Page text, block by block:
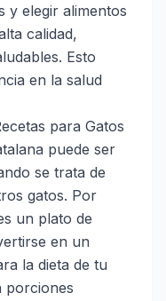
y elegir alimentos
calidad,
Esto
en la salud
para Gatos
puede ser
se trata de
gatos. Por
un plato de
en un
la dieta de tu
porciones